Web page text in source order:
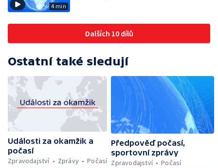
4 min
Dalších 10 dílů
Ostatní také sledují
Události za okamžik a
počasí
Zpravodajství
Zprávy Počasí
Předpověď počasí,
sportovní zprávy
Zpravodajství
Počasí